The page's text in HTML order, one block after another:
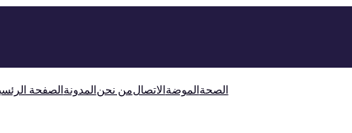
الصفحةالمدونةمن نحنالاتصالالموضةالصحة